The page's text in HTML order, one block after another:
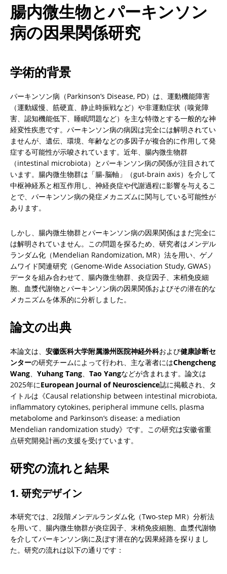
腸内微生物とパーキンソン
病の因果関係研究
学術的背景
パーキンソン病（Parkinson’s Disease, PD）は、運動機能障害
（運動緩慢、筋硬直、静止時振戦など）や非運動症状（嗅覚障
害、認知機能低下、睡眠問題など）を主な特徴とする一般的な神
経変性疾患です。パーキンソン病の病因は完全には解明されてい
ませんが、遺伝、環境、年齢などの多因子が複合的に作用して発
症する可能性が示唆されています。近年、腸内微生物群
（intestinal microbiota）とパーキンソン病の関係が注目されて
います。腸内微生物群は「腸-脳軸」（gut-brain axis）を介して
中枢神経系と相互作用し、神経炎症や代謝過程に影響を与えるこ
とで、パーキンソン病の発症メカニズムに関与している可能性が
あります。
しかし、腸内微生物群とパーキンソン病の因果関係はまだ完全に
は解明されていません。この問題を探るため、研究者はメンデル
ランダム化（Mendelian Randomization, MR）法を用い、ゲノ
ムワイド関連研究（Genome-Wide Association Study, GWAS）
データを組み合わせて、腸内微生物群、炎症因子、末梢免疫細
胞、血漿代謝物とパーキンソン病の因果関係およびその潜在的な
メカニズムを体系的に分析しました。
論文の出典
本論文は、 安徽医科大学附属滁州医院神経外科および健康診断セ
ンターの研究チームによって行われ、主な著者にはChengcheng
Wang、 Yuhang Tang、 Tao Yangなどが含まれます。論文は
2025年にEuropean Journal of Neuroscience誌に掲載され、タ
イトルは《Causal relationship between intestinal microbiota,
inflammatory cytokines, peripheral immune cells, plasma
metabolome and Parkinson’s disease: a mediation
Mendelian randomization study》です。この研究は安徽省重
点研究開発計画の支援を受けています。
研究の流れと結果
1. 研究デザイン
本研究では、2段階メンデルランダム化（Two-step MR）分析法
を用いて、腸内微生物群が炎症因子、末梢免疫細胞、血漿代謝物
を介してパーキンソン病に及ぼす潜在的な因果経路を探りまし
た。研究の流れは以下の通りです：